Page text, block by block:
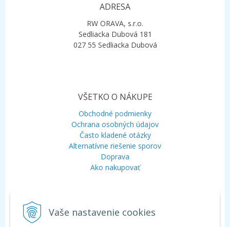
Vaše nastavenie cookies
ADRESA
RW ORAVA, s.r.o.
Sedliacka Dubová 181
027 55 Sedliacka Dubová
VŠETKO O NÁKUPE
Obchodné podmienky
Ochrana osobných údajov
Často kladené otázky
Alternatívne riešenie sporov
Doprava
Ako nakupovať
Mobil:+421 948 120 323